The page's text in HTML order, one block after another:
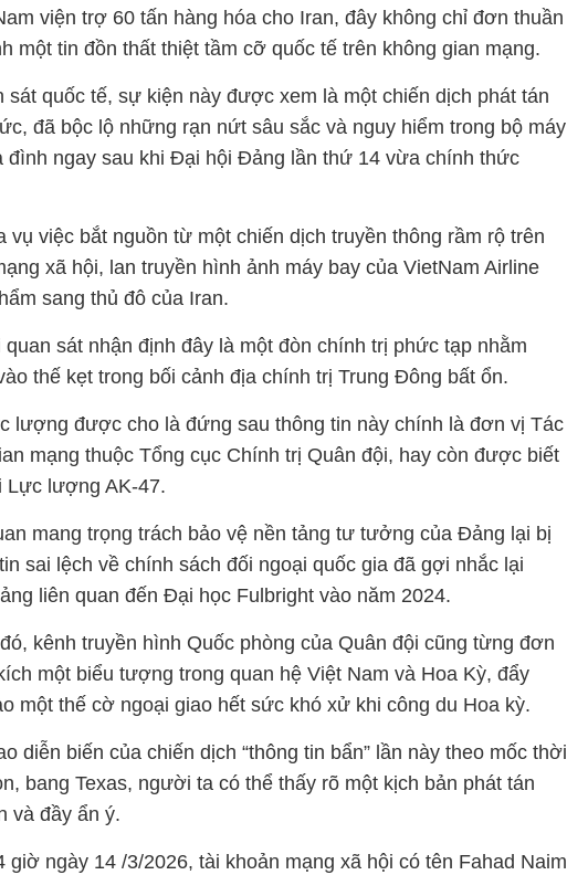
viện trợ 60 tấn hàng hóa cho Iran, đây không chỉ đơn thuần
một tin đồn thất thiệt tầm cỡ quốc tế trên không gian mạng.
sát quốc tế, sự kiện này được xem là một chiến dịch phát tán
đã bộc lộ những rạn nứt sâu sắc và nguy hiểm trong bộ máy
đình ngay sau khi Đại hội Đảng lần thứ 14 vừa chính thức
vụ việc bắt nguồn từ một chiến dịch truyền thông rầm rộ trên
xã hội, lan truyền hình ảnh máy bay của VietNam Airline
sang thủ đô của Iran.
sát nhận định đây là một đòn chính trị phức tạp nhằm
thế kẹt trong bối cảnh địa chính trị Trung Đông bất ổn.
lượng được cho là đứng sau thông tin này chính là đơn vị Tác
mạng thuộc Tổng cục Chính trị Quân đội, hay còn được biết
Lực lượng AK-47.
mang trọng trách bảo vệ nền tảng tư tưởng của Đảng lại bị
sai lệch về chính sách đối ngoại quốc gia đã gợi nhắc lại
liên quan đến Đại học Fulbright vào năm 2024.
kênh truyền hình Quốc phòng của Quân đội cũng từng đơn
một biểu tượng trong quan hệ Việt Nam và Hoa Kỳ, đẩy
một thế cờ ngoại giao hết sức khó xử khi công du Hoa kỳ.
diễn biến của chiến dịch “thông tin bẩn” lần này theo mốc thời
bang Texas, người ta có thể thấy rõ một kịch bản phát tán
và đầy ẩn ý.
giờ ngày 14 /3/2026, tài khoản mạng xã hội có tên Fahad Naim